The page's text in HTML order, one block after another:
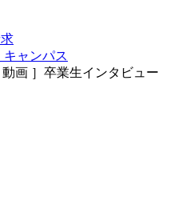
キャンパス
動画 ］卒業生インタビュー